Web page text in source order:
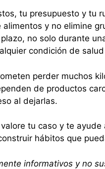
tu presupuesto y tu
y no elimine
no solo durante
condición de
perder muchos
de productos
al dejarlas.
tu caso y te
hábitos que
informativos y no